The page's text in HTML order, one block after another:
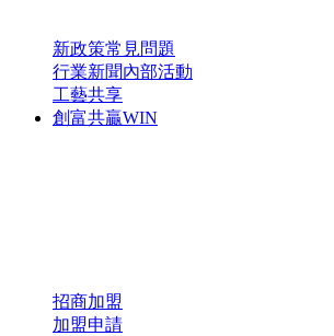
新政策常見問題
行業新聞內部活動
工藝共享
創富共贏WIN
招商加盟
加盟申請